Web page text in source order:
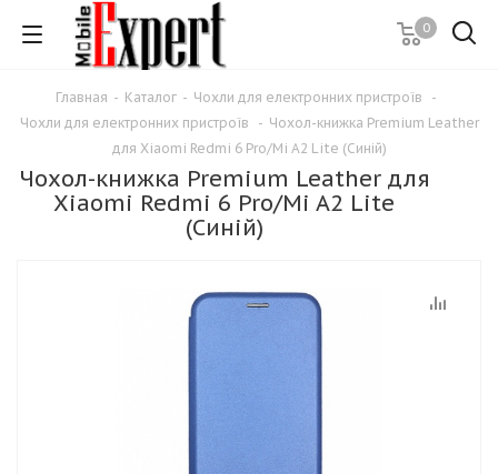
0
Главная - Каталог - Чохли для електронних пристроїв
-
Чохли для електронних пристроїв
- Чохол-книжка Premium Leather
для Xiaomi Redmi 6 Pro/Mi A2 Lite (Синій)
Чохол-книжка Premium Leather для
Xiaomi Redmi 6 Pro/Mi A2 Lite
(Синій)